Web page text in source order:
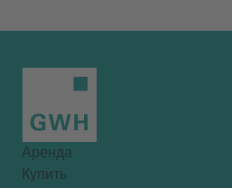
Аренда
Купить